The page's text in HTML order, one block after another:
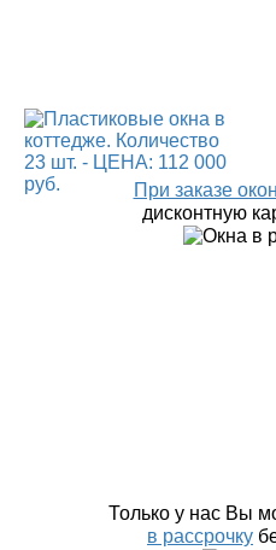
При заказе окон
дисконтную
Только у нас Вы
в рассрочку